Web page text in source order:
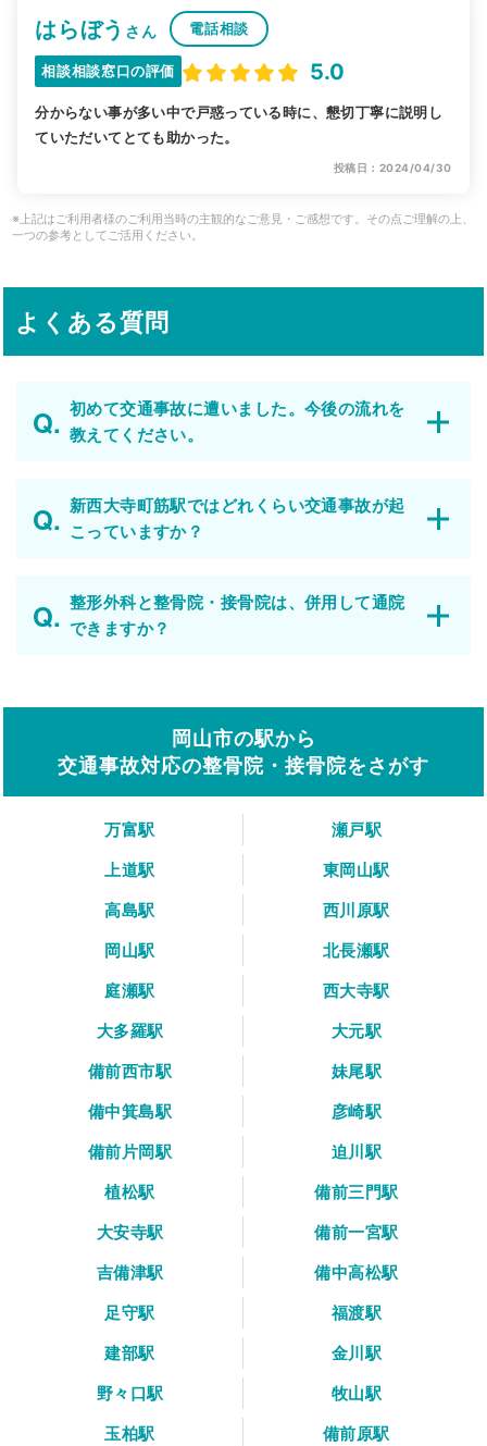
はらぼう さん 電話相談
相談相談窓口の評価 5.0
分からない事が多い中で戸惑っている時に、懇切丁寧に説明し
ていただいてとても助かった。
投稿日：2024/04/30
※上記はご利用者様のご利用当時の主観的なご意見・ご感想です。その点ご理解の上、
一つの参考としてご活用ください。
よくある質問
初めて交通事故に遭いました。今後の流れを
教えてください。
新西大寺町筋駅ではどれくらい交通事故が起
こっていますか？
整形外科と整骨院・接骨院は、併用して通院
できますか？
岡山市の駅から
交通事故対応の整骨院・接骨院をさがす
万富駅
瀬戸駅
上道駅
東岡山駅
高島駅
西川原駅
岡山駅
北長瀬駅
庭瀬駅
西大寺駅
大多羅駅
大元駅
備前西市駅
妹尾駅
備中箕島駅
彦崎駅
備前片岡駅
迫川駅
植松駅
備前三門駅
大安寺駅
備前一宮駅
吉備津駅
備中高松駅
足守駅
福渡駅
建部駅
金川駅
野々口駅
牧山駅
玉柏駅
備前原駅